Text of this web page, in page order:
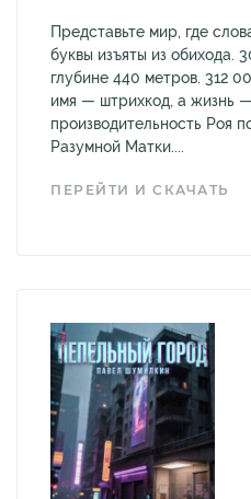
Представьте мир, где
буквы изъяты из обихода.
глубине 440 метров. 312
имя — штрихкод, а жизнь
производительность Роя
Разумной Матки....
ПЕРЕЙТИ И СКАЧАТЬ